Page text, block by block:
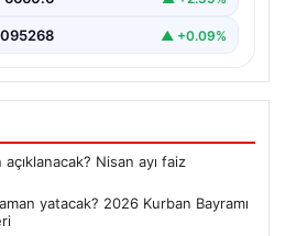
▲ +0.09%
Nisan ayı faiz
yatacak? 2026 Kurban Bayramı